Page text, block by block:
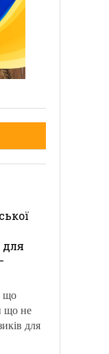
для
що
що не
для